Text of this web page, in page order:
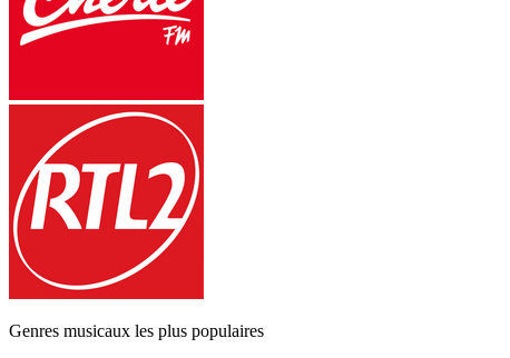
Genres musicaux les plus populaires